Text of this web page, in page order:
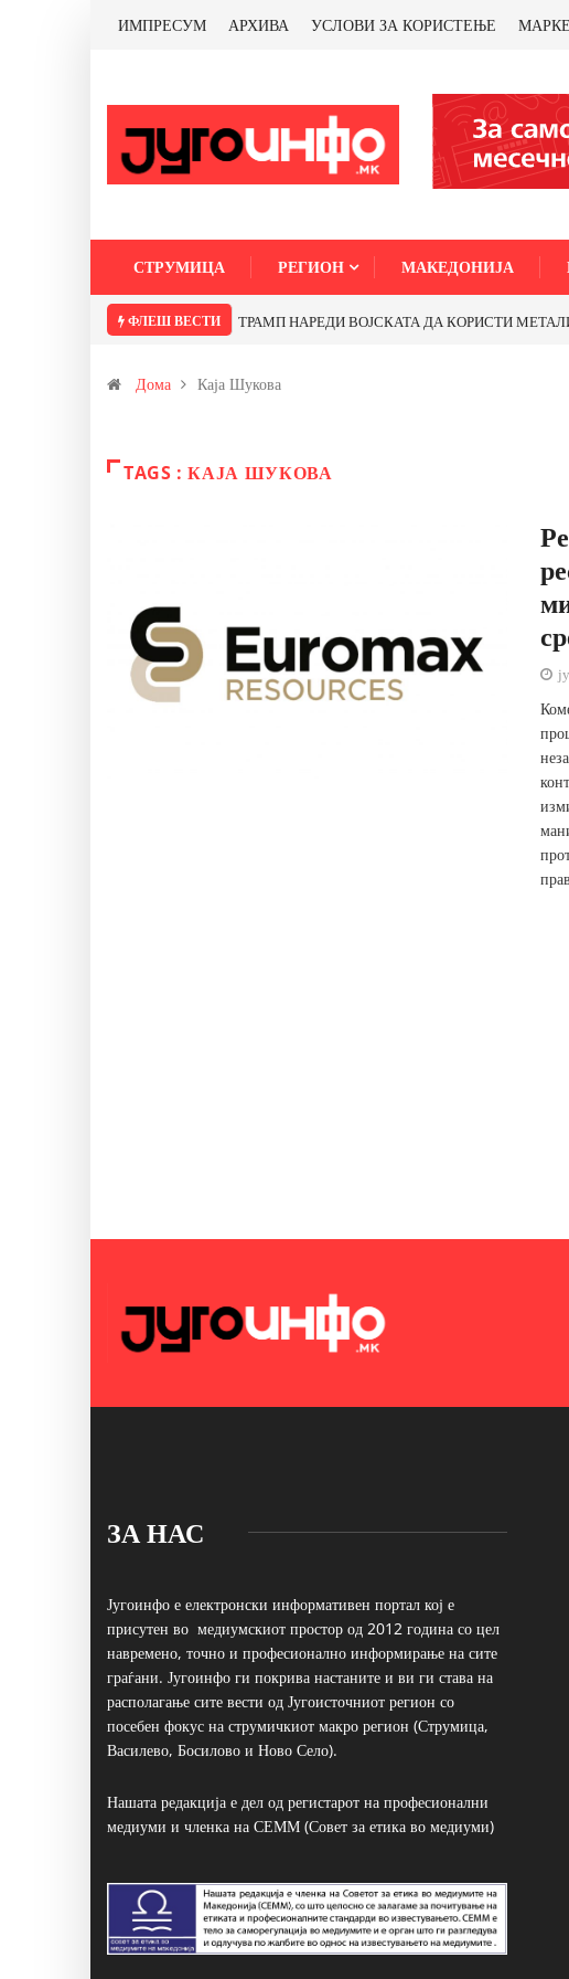
ИМПРЕСУМ АРХИВА УСЛОВИ ЗА КОРИСТЕЊЕ
СТРУМИЦА РЕГИОН МАКЕДОНИЈА
ФЛЕШ ВЕСТИ ТРАМП НАРЕДИ ВОЈСКАТА ДА КОРИСТИ МЕТАЛИ
Дома Каја Шукова
TAGS : КАЈА ШУКОВА
ЗА НАС
Југоинфо е електронски информативен портал кој е
присутен во медиумскиот простор од 2012 година со цел
навремено, точно и професионално информирање на сите
граѓани. Југоинфо ги покрива настаните и ви ги става на
располагање сите вести од Југоисточниот регион со
посебен фокус на струмичкиот макро регион (Струмица,
Василево, Босилово и Ново Село).
Нашата редакција е дел од регистарот на професионални
медиуми и членка на СЕММ (Совет за етика во медиуми)